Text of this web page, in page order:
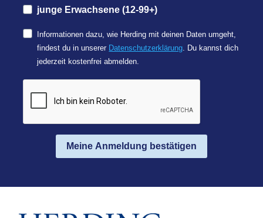
junge Erwachsene (12-99+)
Informationen dazu, wie Herding mit deinen Daten umgeht,
findest du in unserer Datenschutzerklärung . Du kannst dich
jederzeit kostenfrei abmelden.
Meine Anmeldung bestätigen